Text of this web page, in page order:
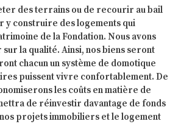
des terrains ou de recourir au bail
y construire des logements qui
de la Fondation. Nous avons
la qualité. Ainsi, nos biens seront
chacun un système de domotique
puissent vivre confortablement. De
les coûts en matière de
de réinvestir davantage de fonds
projets immobiliers et le logement